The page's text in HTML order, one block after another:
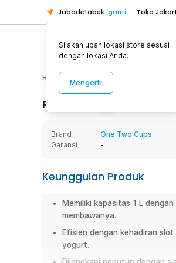
Jabodetabek ganti Toko
Toko
Toko Cikupa
Pick n Go
Pick n Go
Toko
Toko
Pick n Go
Home Appliance Perlengkapan
Rincian Produk
Brand
One Two Cups
Garansi
-
Keunggulan Produk
Memiliki kapasitas 1 L
membawanya.
Efisien dengan kehadiran
yogurt.
Silakan ubah lokasi store sesuai
dengan lokasi Anda.
Mengerti